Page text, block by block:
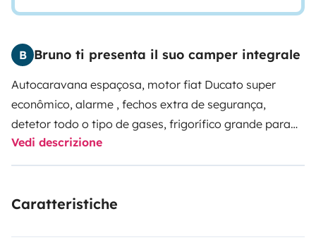
B Bruno ti presenta il suo camper integrale
Autocaravana espaçosa, motor fiat Ducato super
econômico, alarme , fechos extra de segurança,
detetor todo o tipo de gases, frigorífico grande para
maior comodidade, toda a comodidade e segurança
para desfrutar ao máximo da aventura
Vedi descrizione
Caratteristiche